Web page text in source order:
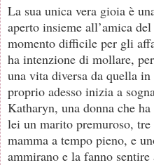
La sua unica vera gioia è
aperto insieme all’amica
momento difficile per gli
ha intenzione di mollare,
una vita diversa da quella
proprio adesso inizia a
Katharyn, una donna che
lei un marito premuroso,
mamma a tempo pieno, e
ammirano e la fanno sentire